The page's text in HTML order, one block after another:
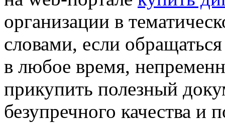
организации в
словами, если
в любое время,
прикупить полезный
безупречного качества и